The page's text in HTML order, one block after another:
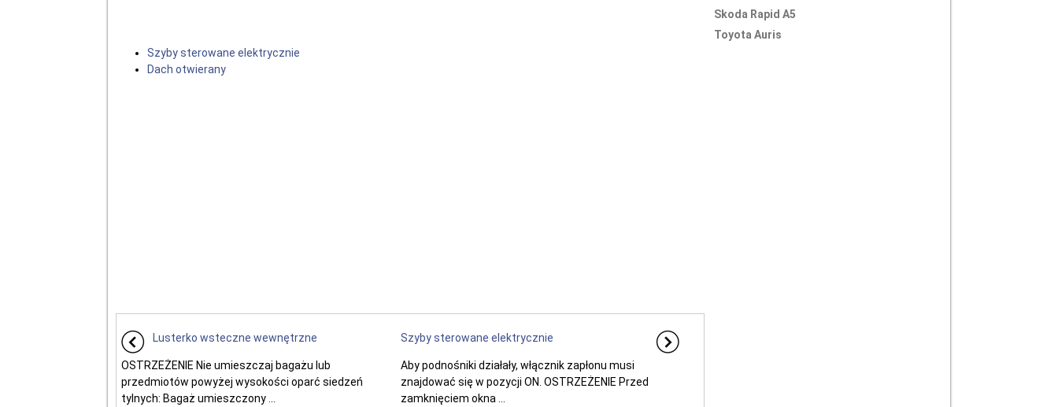
Szyby sterowane elektrycznie
Dach otwierany
Lusterko wsteczne wewnętrzne
OSTRZEŻENIE Nie umieszczaj bagażu lub
przedmiotów powyżej wysokości oparć siedzeń
tylnych: Bagaż umieszczony ...
Szyby sterowane elektrycznie
Aby podnośniki działały, włącznik zapłonu musi
znajdować się w pozycji ON. OSTRZEŻENIE Przed
zamknięciem okna ...
Skoda Rapid A5
Toyota Auris